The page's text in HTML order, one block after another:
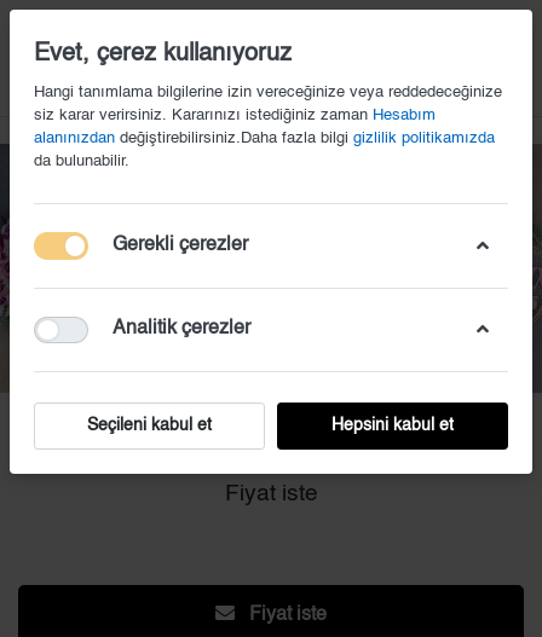
KS (76)
Fiyat iste
Fiyat iste
Evet, çerez kullanıyoruz
Hangi tanımlama bilgilerine izin vereceğinize veya reddedeceğinize
siz karar verirsiniz. Kararınızı istediğiniz zaman Hesabım
alanınızdan değiştirebilirsiniz.Daha fazla bilgi gizlilik politikamızda
da bulunabilir.
Gerekli çerezler
Analitik çerezler
Seçileni kabul et Hepsini kabul et